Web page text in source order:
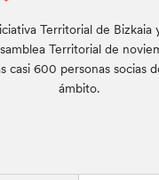
Territorial de Bizkaia
Territorial de
casi 600 personas socias
ámbito.